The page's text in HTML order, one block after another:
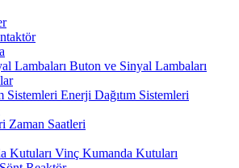
Buton ve Sinyal Lambaları
Enerji Dağıtım Sistemleri
Zaman Saatleri
Vinç Kumanda Kutuları